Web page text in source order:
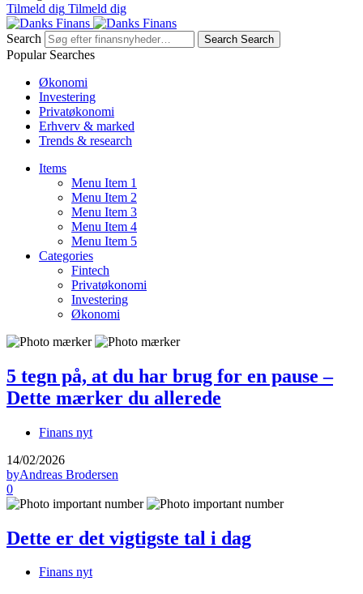
Tilmeld dig Tilmeld dig
Search Search Search
Popular Searches
Økonomi
Investering
Privatøkonomi
Erhverv & marked
Trends & research
Items
Menu Item 1
Menu Item 2
Menu Item 3
Menu Item 4
Menu Item 5
Categories
Fintech
Privatøkonomi
Investering
Økonomi
5 tegn på, at du har brug for en pause –
Dette mærker du allerede
Finans nyt
14/02/2026
byAndreas Brodersen
0
Dette er det vigtigste tal i dag
Finans nyt